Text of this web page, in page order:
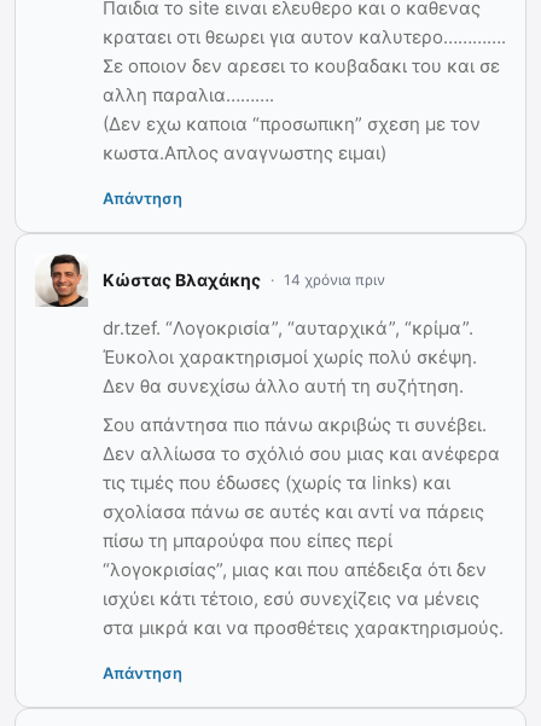
Παιδια το site ειναι ελευθερο και ο καθενας
κραταει οτι θεωρει για αυτον καλυτερο………….
Σε οποιον δεν αρεσει το κουβαδακι του και σε
αλλη παραλια……….
(Δεν εχω καποια “προσωπικη” σχεση με τον
κωστα.Απλος αναγνωστης ειμαι)
Απάντηση
Κώστας Βλαχάκης 14 χρόνια πριν
dr.tzef. “Λογοκρισία”, “αυταρχικά”, “κρίμα”.
Έυκολοι χαρακτηρισμοί χωρίς πολύ σκέψη.
Δεν θα συνεχίσω άλλο αυτή τη συζήτηση.
Σου απάντησα πιο πάνω ακριβώς τι συνέβει.
Δεν αλλίωσα το σχόλιό σου μιας και ανέφερα
τις τιμές που έδωσες (χωρίς τα links) και
σχολίασα πάνω σε αυτές και αντί να πάρεις
πίσω τη μπαρούφα που είπες περί
“λογοκρισίας”, μιας και που απέδειξα ότι δεν
ισχύει κάτι τέτοιο, εσύ συνεχίζεις να μένεις
στα μικρά και να προσθέτεις χαρακτηρισμούς.
Απάντηση